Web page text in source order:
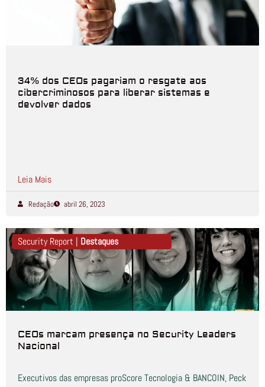
34% dos CEOs pagariam o resgate aos
cibercriminosos para liberar sistemas e
devolver dados
Leia Mais
Redação abril 26, 2023
Security Report | Destaques
CEOs marcam presença no Security Leaders
Nacional
Executivos das empresas proScore Tecnologia & BANCOIN, Peck